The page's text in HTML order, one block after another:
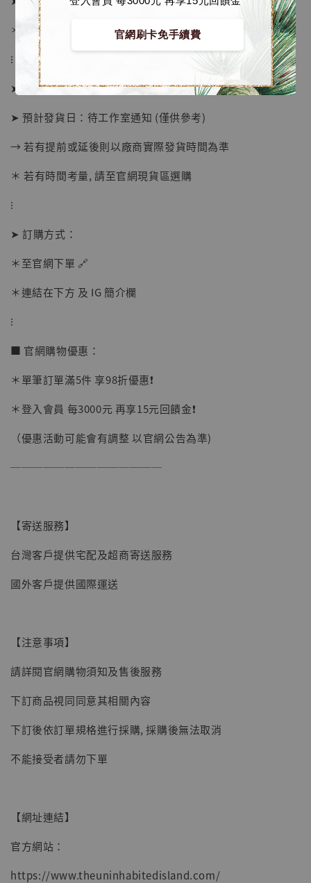
官網刷卡免手續費
摩 [7STARS Studio]
NT$ 1,500
NT$ 1,870
【現貨】BJSTUDIO 1/6系列可動蒐藏人偶 讓
NT$ 5,300
＊ 國際運費另計
⁝
➤ 預購截止日：待工作室通知
➤ 預計發貨日：待工作室通知 (僅供參考)
→ 若有提前或延後則以廠商實際發貨時間為準
＊ 若有時間考量, 請至官網現貨區選購
⁝
➤ 訂購方式：
＊至官網下單 🔗
＊連結在下方 及 IG 簡介欄
⁝
■ 官網購物優惠：
＊單筆訂單滿5件 享98折優惠❗️
＊登入會員 每3000元 再享15元回饋金❗️
（優惠活動可能會有調整 以官網公告為準)
──────────────
【寄送服務】
台灣客戶提供宅配及超商寄送服務
國外客戶提供國際運送
【注意事項】
請詳閱官網購物須知及售後服務
下訂商品視同同意其相關內容
下訂後依訂單規格進行採購, 採購後無法取消
不能接受者請勿下單
【網址連結】
官方網站：
https://www.theuninhabitedisland.com/